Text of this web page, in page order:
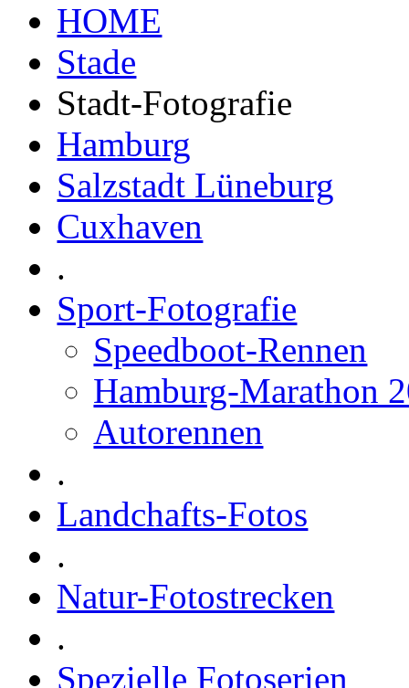
HOME
Stade
Stadt-Fotografie
Hamburg
Salzstadt Lüneburg
Cuxhaven
.
Sport-Fotografie
Speedboot-Rennen
Hamburg-Marathon
Autorennen
.
Landchafts-Fotos
.
Natur-Fotostrecken
.
Spezielle Fotoserien